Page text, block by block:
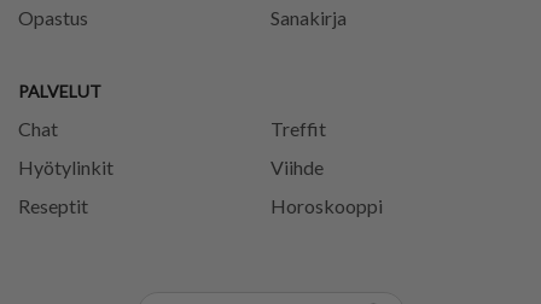
Opastus
PALVELUT
Chat
Treffit
Hyötylinkit
Viihde
Reseptit
Horoskooppi
Sanakirja